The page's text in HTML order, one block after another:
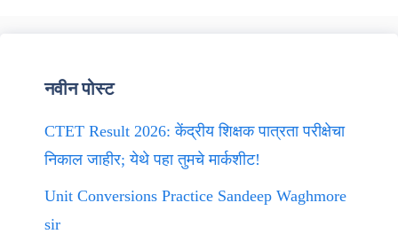
नवीन पोस्ट
CTET Result 2026: केंद्रीय शिक्षक पात्रता परीक्षेचा
निकाल जाहीर; येथे पहा तुमचे मार्कशीट!
Unit Conversions Practice Sandeep Waghmore
sir